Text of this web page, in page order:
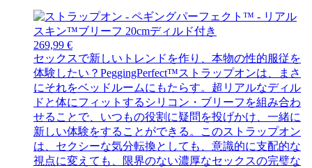
269,99 €
セックスで新しいトレンドを作り、本物の性的服従を
体験したい？PeggingPerfect™ストラップオンは、まさ
にそれをベッドルームにもたらす。超リアルなディル
ドと体にフィットするシリコン・ブリーフを組み合わ
せることで、いつもの役割に疑問を投げかけ、一緒に
新しい体験をすることができる。このストラップオン
は、セクシーな気分転換としても、意識的に支配的な
視点に変えても、限界のない濃厚なセックスの完璧な